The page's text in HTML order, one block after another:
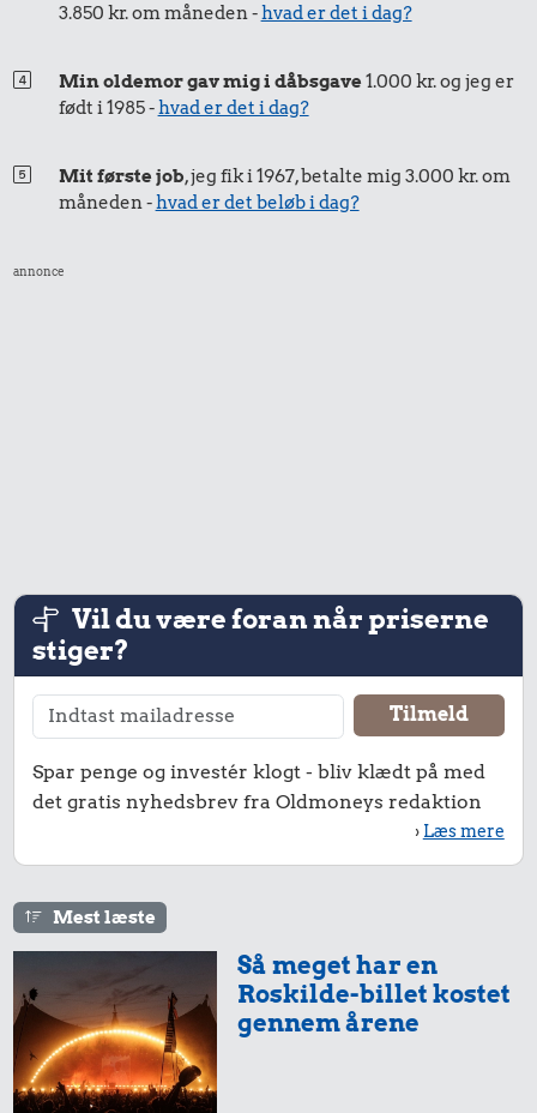
3.850 kr. om måneden -hvad er det i dag?
Min oldemor gav mig i dåbsgave1.000 kr. og jeg er
født i 1985 -hvad er det i dag?
Mit første job, jeg fik i 1967, betalte mig 3.000 kr. om
måneden -hvad er det beløb i dag?
annonce
Vil du være foran når priserne
stiger?
Spar penge og investér klogt - bliv klædt på med
det gratis nyhedsbrev fra Oldmoneys redaktion
› Læs mere
Mest læste
Så meget har en
Roskilde-billet kostet
gennem årene